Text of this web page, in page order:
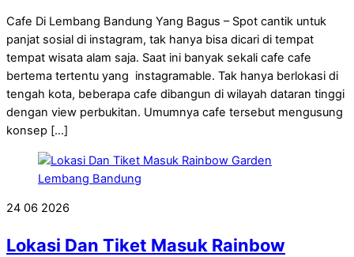
Cafe Di Lembang Bandung Yang Bagus – Spot cantik untuk
panjat sosial di instagram, tak hanya bisa dicari di tempat
tempat wisata alam saja. Saat ini banyak sekali cafe cafe
bertema tertentu yang instagramable. Tak hanya berlokasi di
tengah kota, beberapa cafe dibangun di wilayah dataran tinggi
dengan view perbukitan. Umumnya cafe tersebut mengusung
konsep […]
24 06 2026
Lokasi Dan Tiket Masuk Rainbow